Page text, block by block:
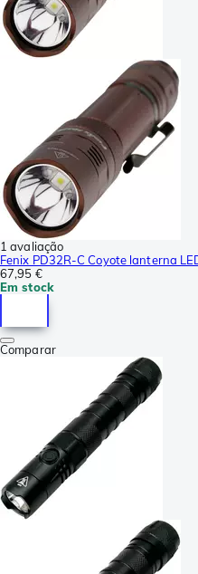
1 avaliação
Fenix PD32R-C Coyote lanterna
67,95 €
Em stock
Comparar